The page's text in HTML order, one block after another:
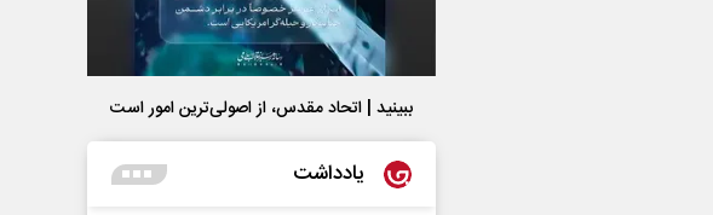
ببینید | اتحاد مقدس، از اصولی‌ترین امور است
یادداشت